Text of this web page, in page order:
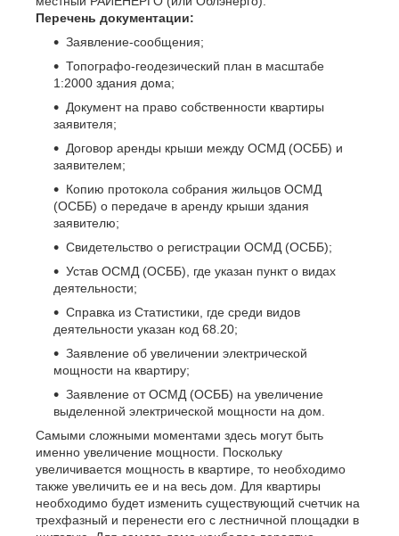
Перечень документации:
Заявление-сообщения;
Топографо-геодезический план в масштабе
1:2000 здания дома;
Документ на право собственности квартиры
заявителя;
Договор аренды крыши между ОСМД (ОСББ) и
заявителем;
Копию протокола собрания жильцов ОСМД
(ОСББ) о передаче в аренду крыши здания
заявителю;
Свидетельство о регистрации ОСМД (ОСББ);
Устав ОСМД (ОСББ), где указан пункт о видах
деятельности;
Справка из Статистики, где среди видов
деятельности указан код 68.20;
Заявление об увеличении электрической
мощности на квартиру;
Заявление от ОСМД (ОСББ) на увеличение
выделенной электрической мощности на дом.
Самыми сложными моментами здесь могут быть
именно увеличение мощности. Поскольку
увеличивается мощность в квартире, то необходимо
также увеличить ее и на весь дом. Для квартиры
необходимо будет изменить существующий счетчик на
трехфазный и перенести его с лестничной площадки в